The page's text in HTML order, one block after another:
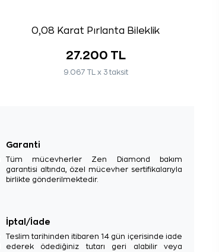
0,08 Karat Pırlanta Bileklik
27.200 TL
9.067 TL x 3 taksit
Garanti
Tüm mücevherler Zen Diamond bakım
garantisi altında, özel mücevher sertifikalarıyla
birlikte gönderilmektedir.
İptal/İade
Teslim tarihinden itibaren 14 gün içerisinde iade
ederek ödediğiniz tutarı geri alabilir veya